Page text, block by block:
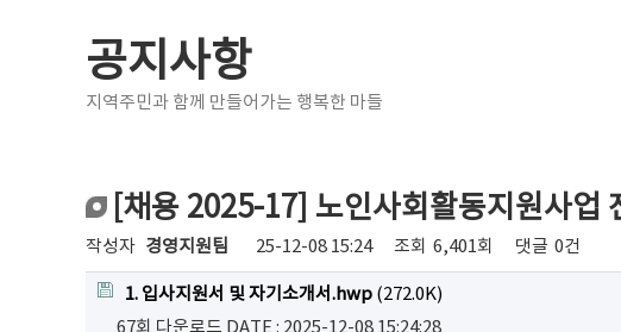
공지사항
지역주민과 함께 만들어가는 행복한 마들
[채용 2025-17] 노인사회활동지원사업
작성자 경영지원팀 25-12-08 15:24 조회 6,401회 댓글 0건
1. 입사지원서 및 자기소개서.hwp (272.0K)